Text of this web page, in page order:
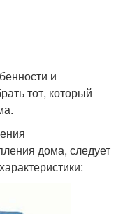
и
тот, который
дома, следует